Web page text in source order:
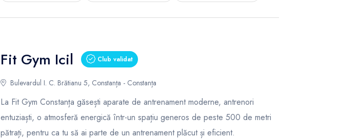
Fit Gym Icil Club validat
Bulevardul I. C. Brătianu 5, Constanța - Constanța
La Fit Gym Constanța găsești aparate de antrenament moderne, antrenori
entuziaști, o atmosferă energică într-un spațiu generos de peste 500 de metri
pătrați, pentru ca tu să ai parte de un antrenament plăcut și eficient.